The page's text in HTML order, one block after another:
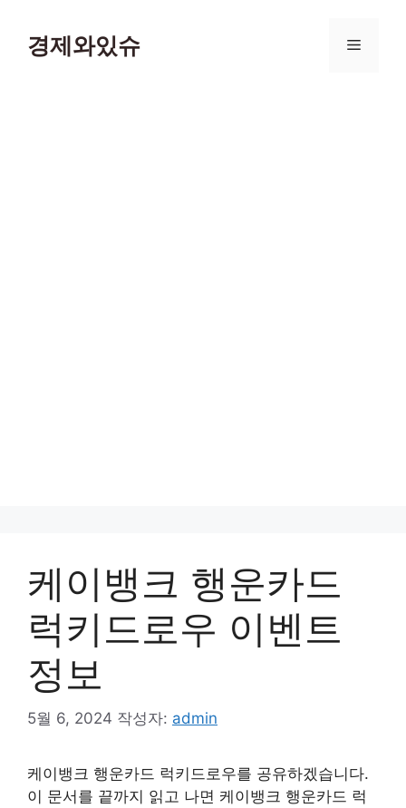
경제와있슈 메
케이뱅크 행운카드
럭키드로우 이벤트
정보
5월 6, 2024 작성자: admin
케이뱅크 행운카드 럭키드로우를 공유하겠습니다.
이 문서를 끝까지 읽고 나면 케이뱅크 행운카드 럭